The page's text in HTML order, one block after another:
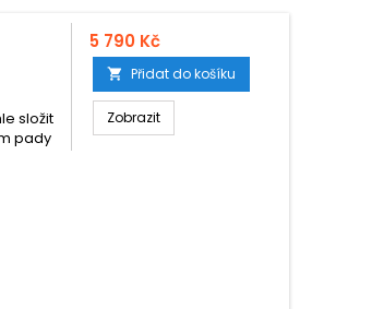
složit
pady
5 790 Kč
 Přidat do košíku
Zobrazit